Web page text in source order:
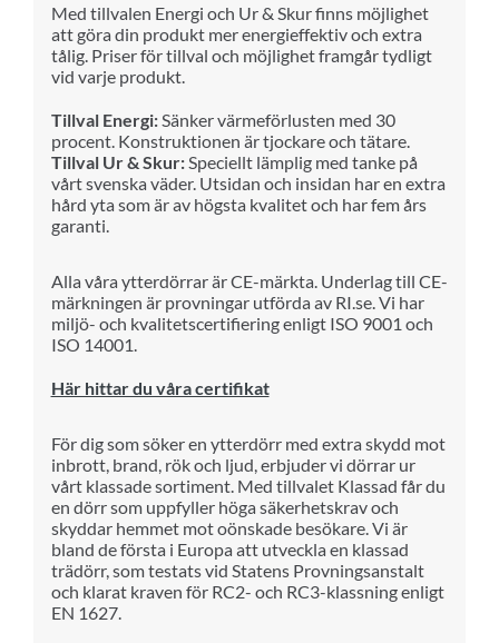
Med tillvalen Energi och Ur & Skur finns möjlighet
att göra din produkt merenergieffektiv och extra
tålig. Priser för tillval och möjlighet framgår tydligt
vid varje produkt.
Tillval Energi:Sänker värmeförlusten med 30
procent. Konstruktionen är tjockare och tätare.
Tillval Ur & Skur:Speciellt lämplig med tanke på
vårt svenska väder. Utsidan och insidan har en extra
hård yta som är av högsta kvalitet och har fem års
garanti.
Alla våra ytterdörrar är CE-märkta. Underlag till CE-
märkningen är provningar utförda av RI.se. Vi har
miljö- och kvalitetscertifiering enligt ISO 9001 och
ISO 14001.
Här hittar du våra certifikat
För dig som söker en ytterdörr med extra skydd mot
inbrott, brand, rök och ljud, erbjuder vi dörrar ur
vårt klassade sortiment. Med tillvalet Klassad får du
en dörr som uppfyller höga säkerhetskrav och
skyddar hemmet mot oönskade besökare.Vi är
bland de första i Europa att utveckla en klassad
trädörr, som testats vid Statens Provningsanstalt
och klarat kraven för RC2- och RC3-klassning enligt
EN 1627.